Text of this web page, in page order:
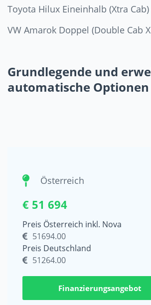
Toyota Hilux Eineinhalb (Xtra Cab)
VW Amarok Doppel (Double Cab
Grundlegende und
automatische Optionen
Österreich
€ 51 694
Preis Österreich inkl. Nova
51694.00
Preis Deutschland
51264.00
Finanzierungsangebot